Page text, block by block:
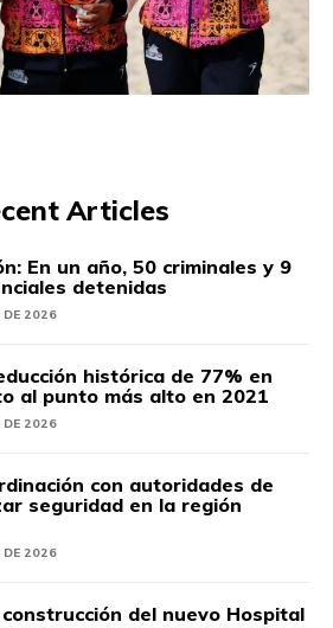
Articles
En un año, 50 criminales y 9
detenidas
DE 2026
histórica de 77% en
al punto más alto en 2021
DE 2026
con autoridades de
seguridad en la región
DE 2026
del nuevo Hospital